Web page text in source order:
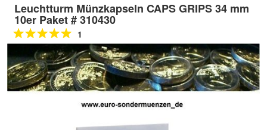
Leuchtturm Münzkapseln CAPS GRIPS 34 mm
10er Paket # 310430
1